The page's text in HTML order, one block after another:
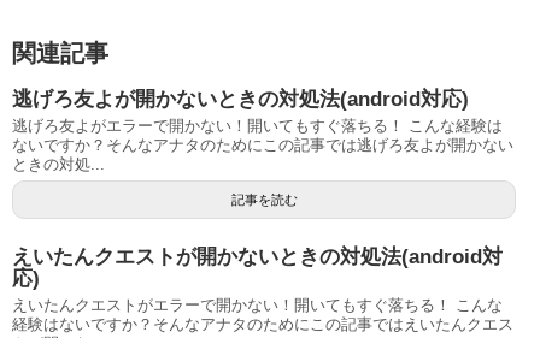
関連記事
逃げろ友よが開かないときの対処法(android対応)
逃げろ友よがエラーで開かない！開いてもすぐ落ちる！ こんな経験は
ないですか？そんなアナタのためにこの記事では逃げろ友よが開かない
ときの対処...
記事を読む
えいたんクエストが開かないときの対処法(android対
応)
えいたんクエストがエラーで開かない！開いてもすぐ落ちる！ こんな
経験はないですか？そんなアナタのためにこの記事ではえいたんクエス